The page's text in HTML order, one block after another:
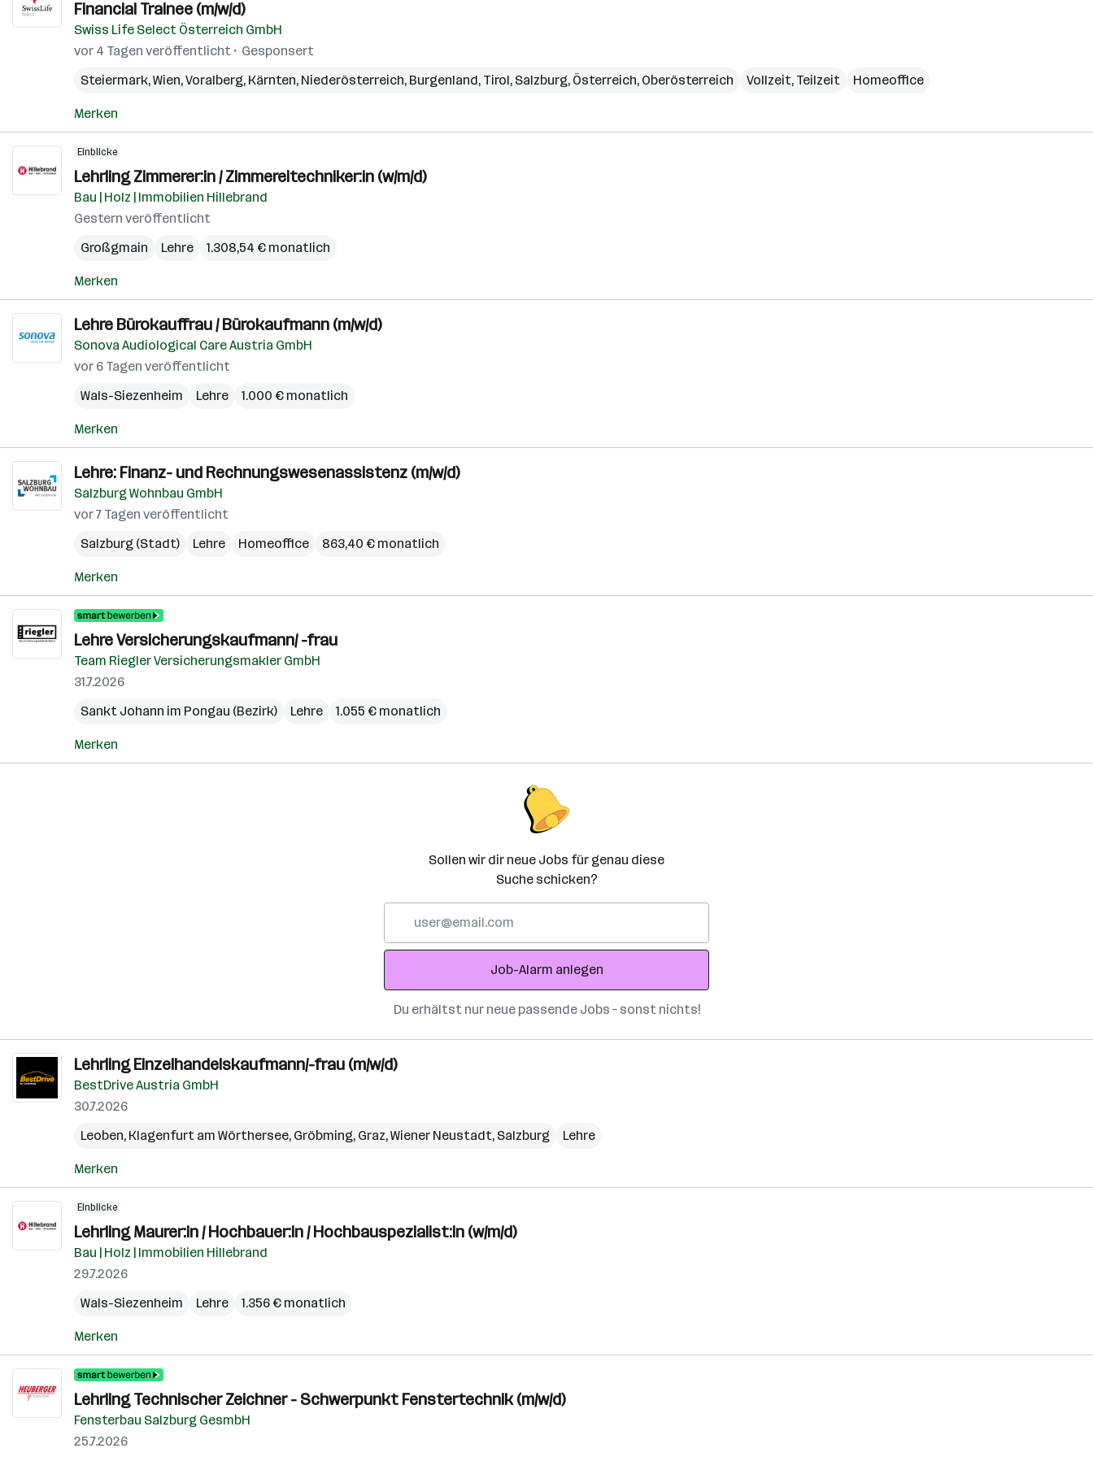
Financial Trainee (m/w/d)
Swiss Life Select Österreich GmbH
vor 4 Tagen veröffentlicht
Gesponsert
Steiermark,Wien,Voralberg, Kärnten, Niederösterreich, Burgenland, Tirol, Salzburg, Österreich, Oberösterreich Vollzeit, Teilzeit Homeoffice
Merken
Einblicke
Lehrling Zimmerer:in / Zimmereitechniker:in (w/m/d)
Bau | Holz | Immobilien Hillebrand
Gestern veröffentlicht
Großgmain
Lehre 1.308,54 € monatlich
Merken
Lehre Bürokauffrau / Bürokaufmann (m/w/d)
Sonova Audiological Care Austria GmbH
vor 6 Tagen veröffentlicht
Wals-Siezenheim
Lehre 1.000 € monatlich
Merken
Lehre: Finanz- und Rechnungswesenassistenz (m/w/d)
Salzburg Wohnbau GmbH
vor 7 Tagen veröffentlicht
Salzburg (Stadt)
Lehre Homeoffice 863,40 € monatlich
Merken
Lehre Versicherungskaufmann/ -frau
Team Riegler Versicherungsmakler GmbH
31.7.2026
Sankt Johann im Pongau (Bezirk)
Lehre 1.055 € monatlich
Merken
Sollen wir dir neue Jobs für genau diese
Suche schicken?
Adresse
Job-Alarm anlegen
Du erhältst nur neue passende Jobs – sonst nichts!
Lehrling Einzelhandelskaufmann/-frau (m/w/d)
BestDrive Austria GmbH
30.7.2026
Leoben, Klagenfurt am Wörthersee, Gröbming, Graz,Wiener Neustadt, Salzburg Lehre
Merken
Einblicke
Lehrling Maurer:in / Hochbauer:in / Hochbauspezialist:in (w/m/d)
Bau | Holz | Immobilien Hillebrand
29.7.2026
Wals-Siezenheim
Lehre 1.356 € monatlich
Merken
Lehrling Technischer Zeichner - Schwerpunkt Fenstertechnik (m/w/d)
Fensterbau Salzburg GesmbH
25.7.2026